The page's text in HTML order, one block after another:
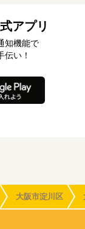
アプリ
知機能で
伝い！
大阪市淀川区